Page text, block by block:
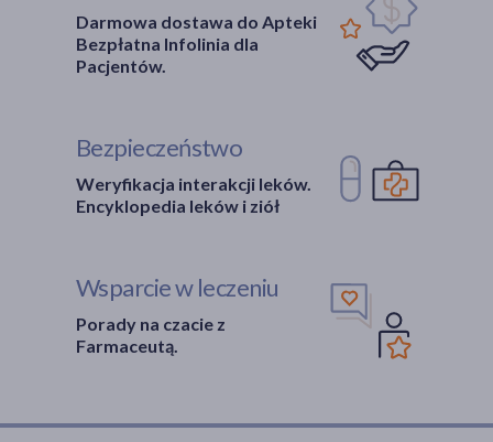
Darmowa dostawa do Apteki
Bezpłatna Infolinia dla
Pacjentów.
Bezpieczeństwo
Weryfikacja interakcji leków.
Encyklopedia leków i ziół
Wsparcie w leczeniu
Porady na czacie z
Farmaceutą.